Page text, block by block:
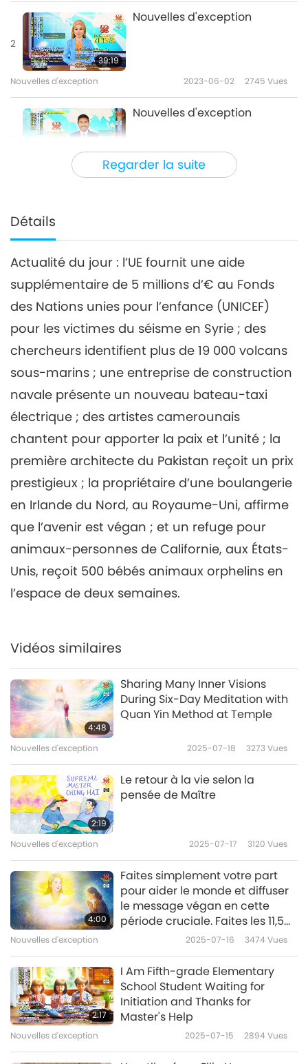
Regarder la suite
2
39:19
Nouvelles d'exception
Nouvelles d'exception 2023-06-02 2745 Vues
39:11
Nouvelles d'exception
Nouvelles d'exception 2023-06-03
4
Nouvelles d'exception
5
43:02
Nouvelles d'exception
Nouvelles d'exception 2023-06-05 2723Vues
42:19
Nouvelles d'exception
Nouvelles d'exception 2023-06-06 2651 Vues
7
Nouvelles d'exception
Nouvelles d'exception
Nouvelles d'exception
Nouvelles d'exception
9
43:45
Nouvelles d'exception
Nouvelles d'exception 2023-06-09 2512 Vues
10
40:10
Nouvelles d'exception
Nouvelles d'exception 2023-06-10 2745 Vues
11
40:38
Nouvelles d'exception
Nouvelles d'exception 2023-06-11 2527 Vues
12
42:06
Nouvelles d'exception
Nouvelles d'exception 2023-06-12 2642 Vues
Détails
Actualité du jour : l’UE fournit une aide
supplémentaire de 5 millions d’€ au Fonds
des Nations unies pour l’enfance (UNICEF)
pour les victimes du séisme en Syrie ; des
chercheurs identifient plus de 19 000 volcans
sous-marins ; une entreprise de construction
navale présente un nouveau bateau-taxi
électrique ; des artistes camerounais
chantent pour apporter la paix et l’unité ; la
première architecte du Pakistan reçoit un prix
prestigieux ; la propriétaire d’une boulangerie
en Irlande du Nord, au Royaume-Uni, affirme
que l’avenir est végan ; et un refuge pour
animaux-personnes de Californie, aux États-
Unis, reçoit 500 bébés animaux orphelins en
l’espace de deux semaines.
Vidéos similaires
4:48
Sharing Many Inner Visions
During Six-Day Meditation with
Quan Yin Method at Temple
Nouvelles d'exception 2025-07-18 3273Vues
2:19
Le retour à la vie selon la
pensée de Maître
Nouvelles d'exception 2025-07-17 3120 Vues
4:00
Faites simplement votre part
pour aider le monde et diffuser
le message végan en cette
période cruciale. Faites les 11,5
heures de pratique Quan Yin si
Supreme Master TV Max partout
où vous allez, à la maison et au
travail.
Nouvelles d'exception 2025-07-16 3474 Vues
2:17
I Am Fifth-grade Elementary
School Student Waiting for
Initiation and Thanks for
Master's Help
Nouvelles d'exception 2025-07-15 2894 Vues